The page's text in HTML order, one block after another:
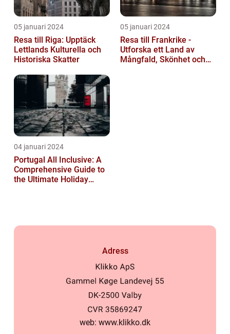
05 januari 2024
Resa till Riga: Upptäck
Lettlands Kulturella och
Historiska Skatter
05 januari 2024
Resa till Frankrike -
Utforska ett Land av
Mångfald, Skönhet och
04 januari 2024
Portugal All Inclusive: A
Comprehensive Guide to
the Ultimate Holiday
Adress
web: www.klikko.dk